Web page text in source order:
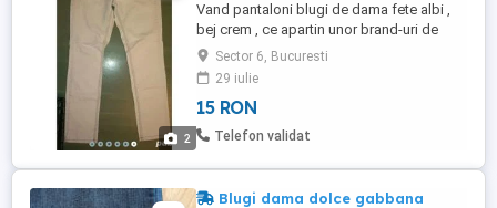
2
Vand pantaloni blugi de dama fete albi ,
bej crem , ce apartin unor brand-uri de
prestigiu ca : C&A Clockhouse , Topshop ,
WareHouse , si altele , adusi din Londra .
Pantalonii sunt ca noi , in stare perfecta ,
fara defecte ascunse , unii purtati doar de
1-2 ori si sunt masuri S si M . Pt mai multe
Sector 6, Bucuresti
29 iulie
15 RON
Telefon validat
Blugi dama dolce gabbana